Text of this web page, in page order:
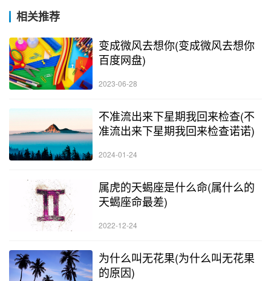
相关推荐
变成微风去想你(变成微风去想你
百度网盘)
2023-06-28
不准流出来下星期我回来检查(不
准流出来下星期我回来检查诺诺)
2024-01-24
属虎的天蝎座是什么命(属什么的
天蝎座命最差)
2022-12-24
为什么叫无花果(为什么叫无花果
的原因)